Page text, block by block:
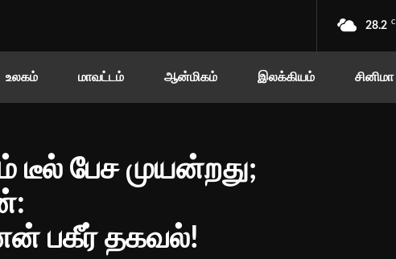
28.2 C
உலகம் மாவட்டம் ஆன்மிகம் இலக்கியம் சினிமா
பேச முயன்றது;
பகீர் தகவல்!